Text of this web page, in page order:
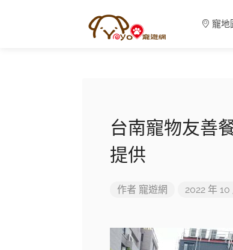
寵地
台南寵物友善
提供
作者 寵遊網 2022 年 10